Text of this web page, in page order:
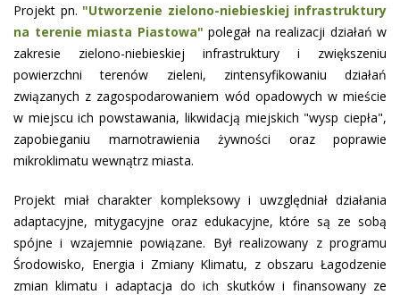
Projekt pn. "Utworzenie zielono-niebieskiej infrastruktury
na terenie miasta Piastowa" polegał na realizacji działań w
zakresie zielono-niebieskiej infrastruktury i zwiększeniu
powierzchni terenów zieleni, zintensyfikowaniu działań
związanych z zagospodarowaniem wód opadowych w mieście
w miejscu ich powstawania, likwidacją miejskich "wysp ciepła",
zapobieganiu marnotrawienia żywności oraz poprawie
mikroklimatu wewnątrz miasta.
Projekt miał charakter kompleksowy i uwzględniał działania
adaptacyjne, mitygacyjne oraz edukacyjne, które są ze sobą
spójne i wzajemnie powiązane. Był realizowany z programu
Środowisko, Energia i Zmiany Klimatu, z obszaru Łagodzenie
zmian klimatu i adaptacja do ich skutków i finansowany ze